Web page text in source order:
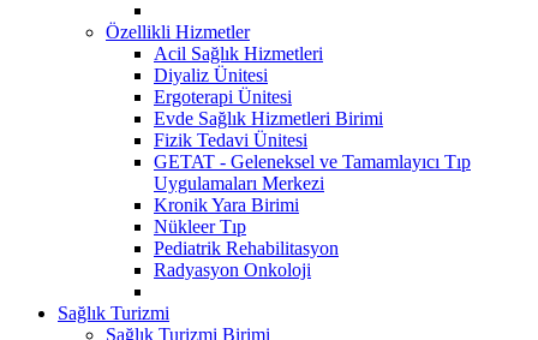
Özellikli Hizmetler
Acil Sağlık Hizmetleri
Diyaliz Ünitesi
Ergoterapi Ünitesi
Evde Sağlık Hizmetleri Birimi
Fizik Tedavi Ünitesi
GETAT - Geleneksel ve Tamamlayıcı Tıp
Uygulamaları Merkezi
Kronik Yara Birimi
Nükleer Tıp
Pediatrik Rehabilitasyon
Radyasyon Onkoloji
Sağlık Turizmi
Sağlık Turizmi Birimi